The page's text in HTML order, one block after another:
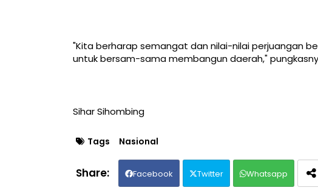
"Kita berharap semangat dan nilai-nilai perjuangan
untuk bersam-sama membangun daerah,"
Sihar Sihombing
Tags Nasional
Facebook Twitter Whatsapp